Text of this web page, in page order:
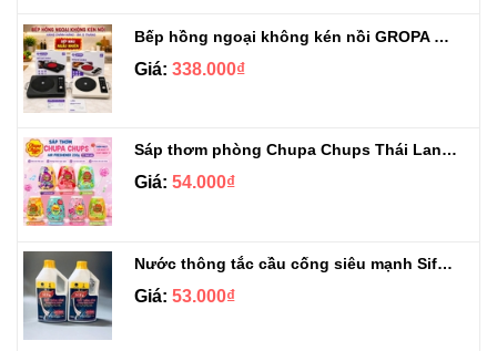
Bếp hồng ngoại không kén nồi GROPA G1-608
Giá: 338.000₫
Sáp thơm phòng Chupa Chups Thái Lan 230g
Giá: 54.000₫
Nước thông tắc cầu cống siêu mạnh Sifa 1.4kg
Giá: 53.000₫